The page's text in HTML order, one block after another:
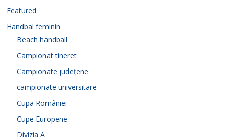
Featured
Handbal feminin
Beach handball
Campionat tineret
Campionate județene
campionate universitare
Cupa României
Cupe Europene
Divizia A